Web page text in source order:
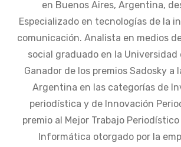
en Buenos Aires, Argentina,
Especializado en tecnologías de la
comunicación. Analista en medios
social graduado en la Universidad
Ganador de los premios Sadosky a
Argentina en las categorías de
periodística y de Innovación
premio al Mejor Trabajo
Informática otorgado por la